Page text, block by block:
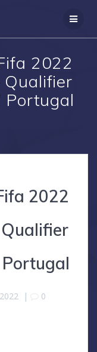
2022
Qualifier
Portugal
2022
Portugal
| 0